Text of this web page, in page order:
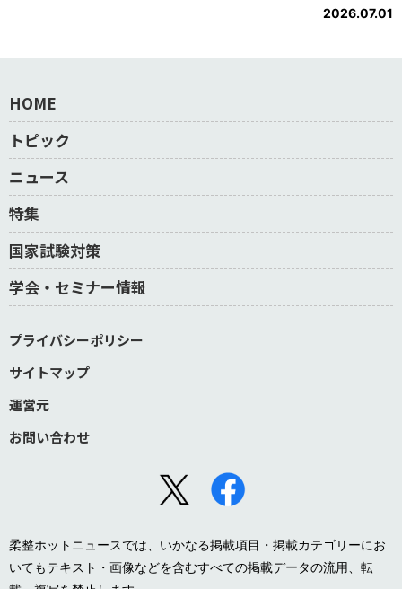
2026.07.01
HOME
トピック
ニュース
特集
国家試験対策
学会・セミナー情報
プライバシーポリシー
サイトマップ
運営元
お問い合わせ
柔整ホットニュースでは、いかなる掲載項目・掲載カテゴリーにお
いてもテキスト・画像などを含むすべての掲載データの流用、転